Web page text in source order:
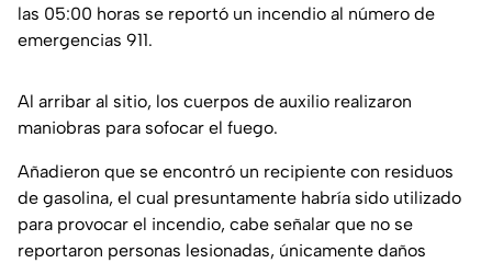
las 05:00 horas se reportó un incendio al número de
emergencias 911.
Al arribar al sitio, los cuerpos de auxilio realizaron
maniobras para sofocar el fuego.
Añadieron que se encontró un recipiente con residuos
de gasolina, el cual presuntamente habría sido utilizado
para provocar el incendio, cabe señalar que no se
reportaron personas lesionadas, únicamente daños